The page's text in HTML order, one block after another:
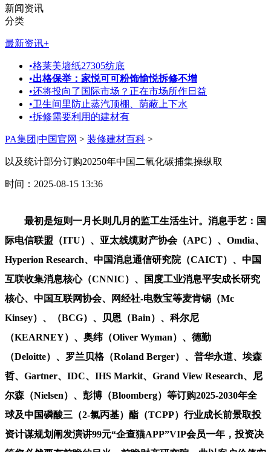
新闻资讯
分类
最新资讯+
•格莱美墙纸27305纺底
•出格保举：家悦可可粉饰愉悦拆修不增
•还将投向了国际市场？正在市场所作日益
•卫生间里防止蒸汽顶棚、荫蔽上下水
•拆修需要利用的建材有
PA集团|中国官网 > 装修建材百科 >
以及统计部分订购20250年中国二氧化碳捕集操纵取
时间：2025-08-15 13:36
最初是短则一月长则几月的监工生活生计。消息手艺：国
际电信联盟（ITU）、亚太线缆财产协会（APC）、Omdia、
Hyperion Research、中国消息通信研究院（CAICT）、中国
互联收集消息核心（CNNIC）、国度工业消息平安成长研究
核心、中国互联网协会、网经社-电数宝等麦肯锡（Mc
Kinsey）、（BCG）、贝恩（Bain）、科尔尼
（KEARNEY）、奥纬（Oliver Wyman）、德勤
（Deloitte）、罗兰贝格（Roland Berger）、普华永道、埃森
哲、Gartner、IDC、IHS Markit、Grand View Research、尼
尔森（Nielsen）、彭博（Bloomberg）等订购2025-2030年全
球及中国磷酸三（2-氯丙基）酯（TCPP）行业成长前景取投
资计谋规划阐发演讲99元“企查猫APP”VIP会员一年，投资决